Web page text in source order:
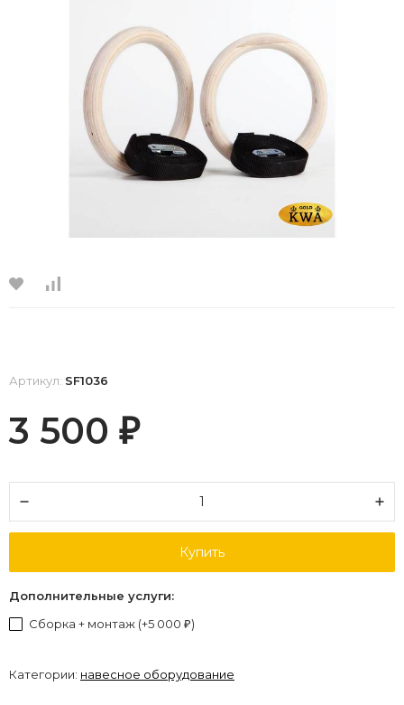
Артикул: SF1036
3 500 ₽
Купить
Дополнительные услуги:
Сборка + монтаж (+5 000 ₽)
Категории: навесное оборудование